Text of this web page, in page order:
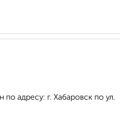
адресу: г. Хабаровск по ул.